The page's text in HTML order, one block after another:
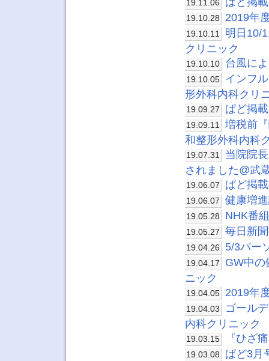
19.11.06
19.10.28 2019年
19.10.11
明日10/
クリニック
19.10.10 台風に
19.10.05
インフ
形外科内科クリ
19.09.27 ぱど掲
19.09.11 増税前
和整形外科内科
19.07.31
当院院
されました@武
19.06.07 ぱど掲
19.06.07 健康増
19.05.28 NHK番
19.05.27 毎日新
19.04.26 5/3パー
19.04.17
GW中の
ニック
19.04.05 2019年
19.04.03
ゴール
内科クリニック
19.03.15 『ひざ
19.03.08
ぱど3月